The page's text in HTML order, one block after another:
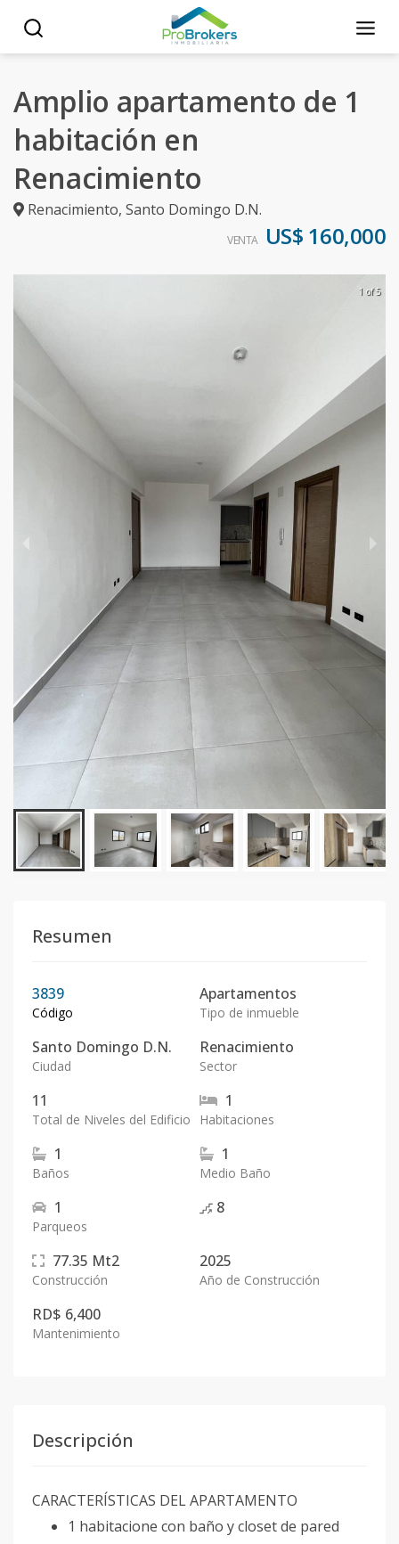
Amplio apartamento de 1
habitación en
Renacimiento
Renacimiento, Santo Domingo D.N.
VENTA US$ 160,000
1 of 5
Resumen
3839
Código
Apartamentos
Tipo de inmueble
Santo Domingo D.N.
Ciudad
Renacimiento
Sector
11
Total de Niveles del Edificio
1
Habitaciones
1
Baños
1
Medio Baño
1
Parqueos
8
77.35 Mt2
Construcción
2025
Año de Construcción
RD$ 6,400
Mantenimiento
Descripción
CARACTERÍSTICAS DEL APARTAMENTO
1 habitacione con baño y closet de pared